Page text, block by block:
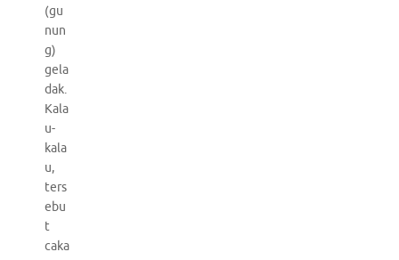
(gu
nun
g)
gela
dak.
Kala
u-
kala
u,
ters
ebu
t
caka